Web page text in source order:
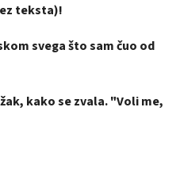
teksta)!
svega što sam čuo od
kako se zvala. "Voli me,